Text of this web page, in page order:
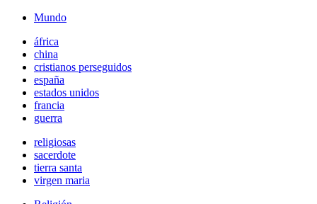
Mundo
áfrica
china
cristianos perseguidos
españa
estados unidos
francia
guerra
religiosas
sacerdote
tierra santa
virgen maria